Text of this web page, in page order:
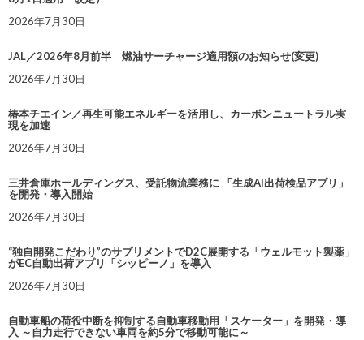
2026年7月30日
JAL／2026年8月前半 燃油サーチャージ適用額のお知らせ(変更)
2026年7月30日
椿本チエイン／再生可能エネルギーを活用し、カーボンニュートラル実
現を加速
2026年7月30日
三井倉庫ホールディングス、受託物流業務に 「生成AI出荷検品アプリ」
を開発・導入開始
2026年7月30日
“独自開発こだわり”のサプリメントでD2C展開する「ウェルモット製薬」
がEC自動出荷アプリ「シッピーノ」を導入
2026年7月30日
自動車船の荷役中断を抑制する自動車移動用「スケーター」を開発・導
入 ～自力走行できない車両を約5分で移動可能に～